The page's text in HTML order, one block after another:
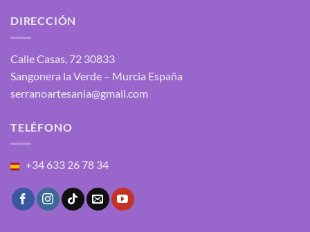
DIRECCIÓN
Calle Casas, 72 30833
Sangonera la Verde – Murcia España
serranoartesania@gmail.com
TELÉFONO
+34 633 26 78 34